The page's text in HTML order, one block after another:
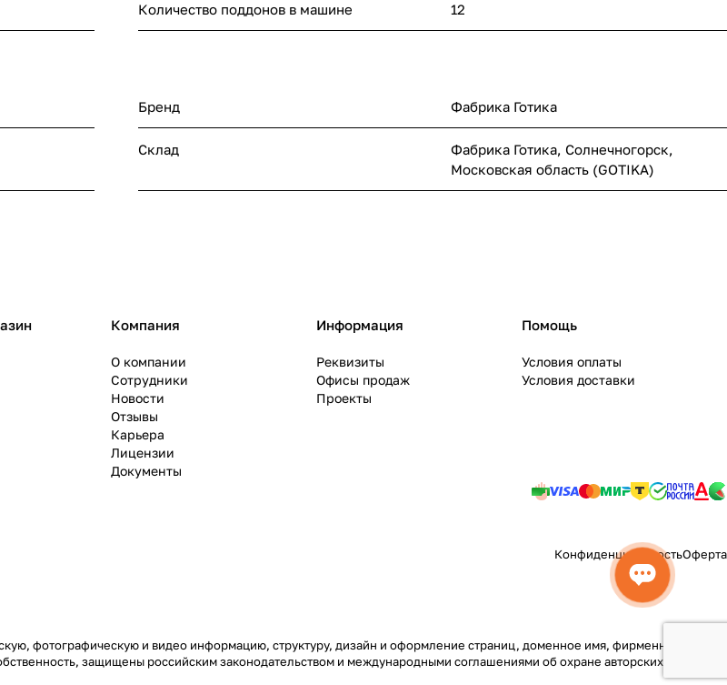
Количество поддонов в машине 12
Бренд Фабрика Готика
Склад
Фабрика Готика, Солнечногорск,
Московская область (GOTIKA)
Компания
О компании
Сотрудники
Новости
Отзывы
Карьера
Лицензии
Документы
Информация
Реквизиты
Офисы продаж
Проекты
Помощь
Условия оплаты
Условия доставки
КонфиденциальностьОферта
фотографическую и видео информацию, структуру, дизайн и оформление страниц, доменное имя, фирменное
защищены российским законодательством и международными соглашениями об охране авторских прав.